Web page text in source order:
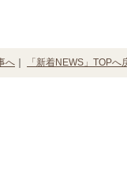
へ 「新着NEWS」TOPへ